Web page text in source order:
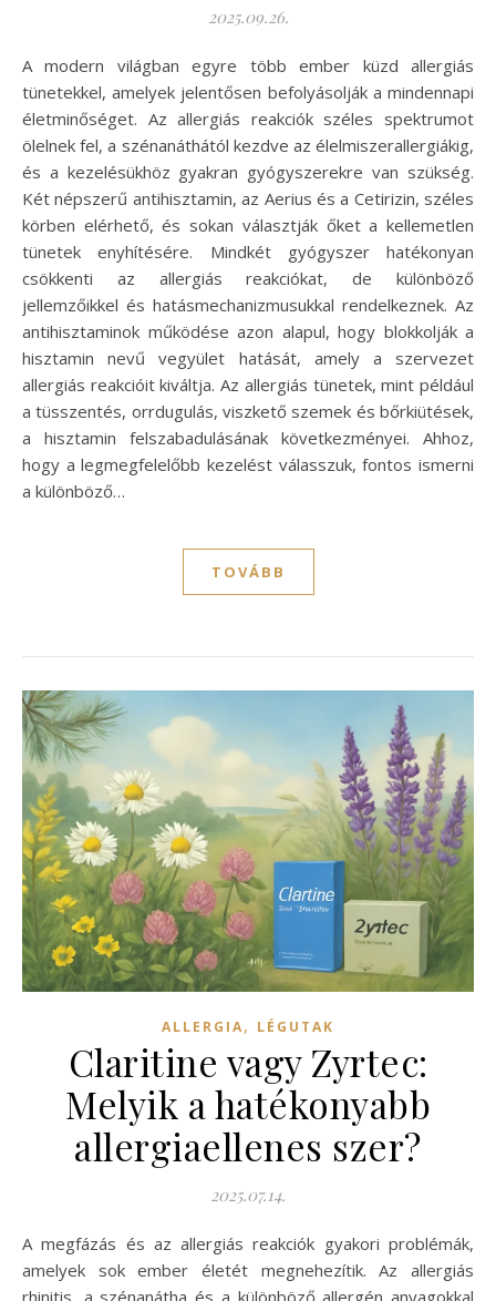
2025.09.26.
A modern világban egyre több ember küzd allergiás
tünetekkel, amelyek jelentősen befolyásolják a mindennapi
életminőséget. Az allergiás reakciók széles spektrumot
ölelnek fel, a szénanáthától kezdve az élelmiszerallergiákig,
és a kezelésükhöz gyakran gyógyszerekre van szükség.
Két népszerű antihisztamin, az Aerius és a Cetirizin, széles
körben elérhető, és sokan választják őket a kellemetlen
tünetek enyhítésére. Mindkét gyógyszer hatékonyan
csökkenti az allergiás reakciókat, de különböző
jellemzőikkel és hatásmechanizmusukkal rendelkeznek. Az
antihisztaminok működése azon alapul, hogy blokkolják a
hisztamin nevű vegyület hatását, amely a szervezet
allergiás reakcióit kiváltja. Az allergiás tünetek, mint például
a tüsszentés, orrdugulás, viszkető szemek és bőrkiütések,
a hisztamin felszabadulásának következményei. Ahhoz,
hogy a legmegfelelőbb kezelést válasszuk, fontos ismerni
a különböző…
TOVÁBB
ALLERGIA, LÉGUTAK
Claritine vagy Zyrtec:
Melyik a hatékonyabb
allergiaellenes szer?
2025.07.14.
A megfázás és az allergiás reakciók gyakori problémák,
amelyek sok ember életét megnehezítik. Az allergiás
rhinitis, a szénanátha és a különböző allergén anyagokkal